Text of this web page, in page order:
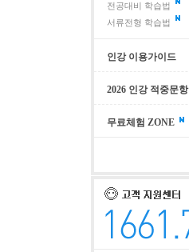
전공대비 학습법
서류전형 학습법
인강 이용가이드
2026 인강 적중문항
무료체험 ZONE